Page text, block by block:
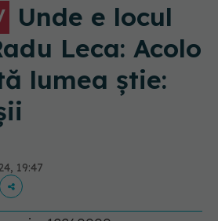
Unde e locul
Leca: Acolo
lumea știe:
19:47